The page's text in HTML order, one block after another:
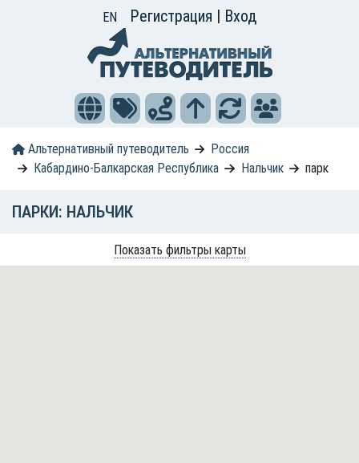
EN Регистрация | Вход
Альтернативный путеводитель
Россия
Кабардино-Балкарская Республика
Нальчик парк
ПАРКИ: НАЛЬЧИК
Показать фильтры карты